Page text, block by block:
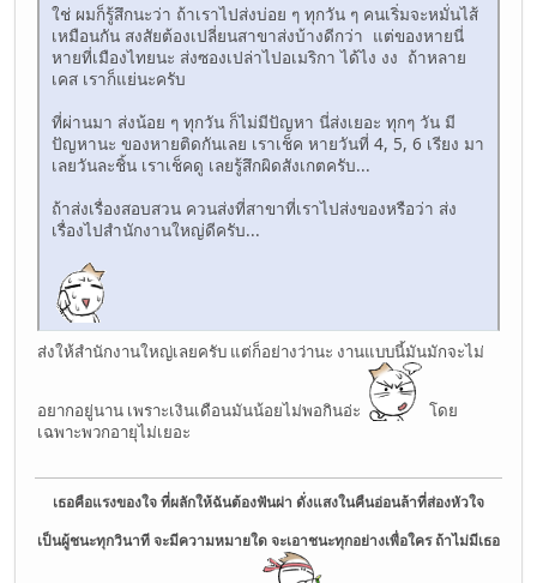
ใช่ ผมก็รู้สึกนะว่า ถ้าเราไปส่งบ่อย ๆ ทุกวัน ๆ คนเริ่มจะหมั่นไส้
เหมือนกัน สงสัยต้องเปลี่ยนสาขาส่งบ้างดีกว่า แต่ของหายนี่
หายที่เมืองไทยนะ ส่งซองเปล่าไปอเมริกา ได้ไง งง ถ้าหลาย
เคส เราก็แย่นะครับ
ที่ผ่านมา ส่งน้อย ๆ ทุกวัน ก็ไม่มีปัญหา นี่ส่งเยอะ ทุกๆ วัน มี
ปัญหานะ ของหายติดกันเลย เราเช็ค หายวันที่ 4, 5, 6 เรียง มา
เลยวันละชิ้น เราเช็คดู เลยรู้สึกผิดสังเกตครับ...
ถ้าส่งเรื่องสอบสวน ควนส่งที่สาขาที่เราไปส่งของหรือว่า ส่ง
เรื่องไปสำนักงานใหญ่ดีครับ...
ส่งให้สำนักงานใหญ่เลยครับ แต่ก็อย่างว่านะ งานแบบนี้มันมักจะไม่
อยากอยู่นาน เพราะเงินเดือนมันน้อยไม่พอกินอ่ะ
โดย
เฉพาะพวกอายุไม่เยอะ
เธอคือแรงของใจ ที่ผลักให้ฉันต้องฟันผ่า ดั่งแสงในคืนอ่อนล้าที่ส่องหัวใจ
เป็นผู้ชนะทุกวินาที จะมีความหมายใด จะเอาชนะทุกอย่างเพื่อใคร ถ้าไม่มีเธอ